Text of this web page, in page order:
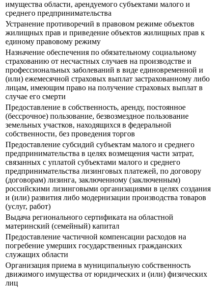
имущества области, арендуемого субъектами малого и
среднего предпринимательства
Устранение противоречий в правовом режиме объектов
жилищных прав и приведение объектов жилищных прав к
единому правовому режиму
Назначение обеспечения по обязательному социальному
страхованию от несчастных случаев на производстве и
профессиональных заболеваний в виде единовременной и
(или) ежемесячной страховых выплат застрахованному либо
лицам, имеющим право на получение страховых выплат в
случае его смерти
Предоставление в собственность, аренду, постоянное
(бессрочное) пользование, безвозмездное пользование
земельных участков, находящихся в федеральной
собственности, без проведения торгов
Предоставление субсидий субъектам малого и среднего
предпринимательства в целях возмещения части затрат,
связанных с уплатой субъектами малого и среднего
предпринимательства лизинговых платежей, по договору
(договорам) лизинга, заключенному (заключенным)
российскими лизинговыми организациями в целях создания
и (или) развития либо модернизации производства товаров
(услуг, работ)
Выдача регионального сертификата на областной
материнский (семейный) капитал
Предоставление частичной компенсации расходов на
погребение умерших государственных гражданских
служащих области
Организация приема в муниципальную собственность
движимого имущества от юридических и (или) физических
лиц